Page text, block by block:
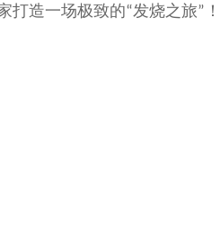
打造一场极致的“发烧之旅” ！